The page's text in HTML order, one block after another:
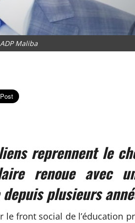
Maliba
reprennent le
renoue avec
plusieurs
le front social de l’éducation